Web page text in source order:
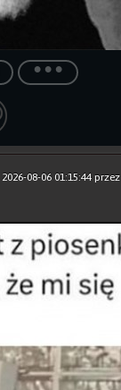
...
2026-08-06 01:15:44przez